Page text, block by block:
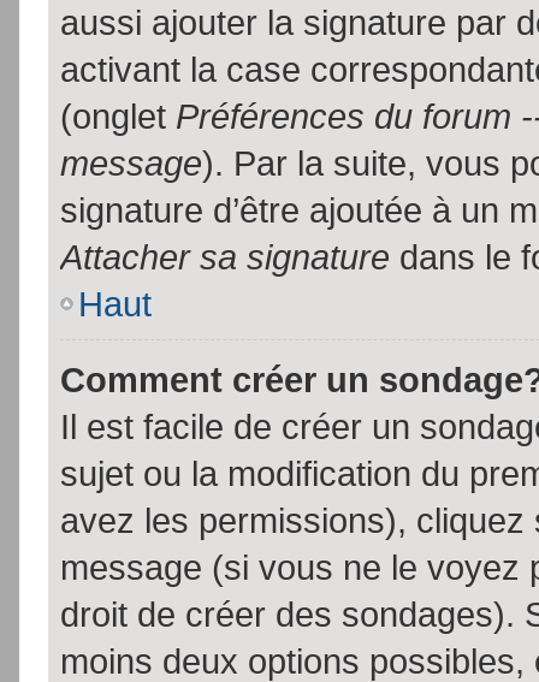
aussi ajouter la signature par
activant la case
(onglet Préférences du forum
message). Par la suite, vous
signature d’être ajoutée à un
Attacher sa signature dans le
Haut
Comment créer un
Il est facile de créer un
sujet ou la modification du
avez les permissions), cliquez
message (si vous ne le voyez
droit de créer des sondages).
moins deux options